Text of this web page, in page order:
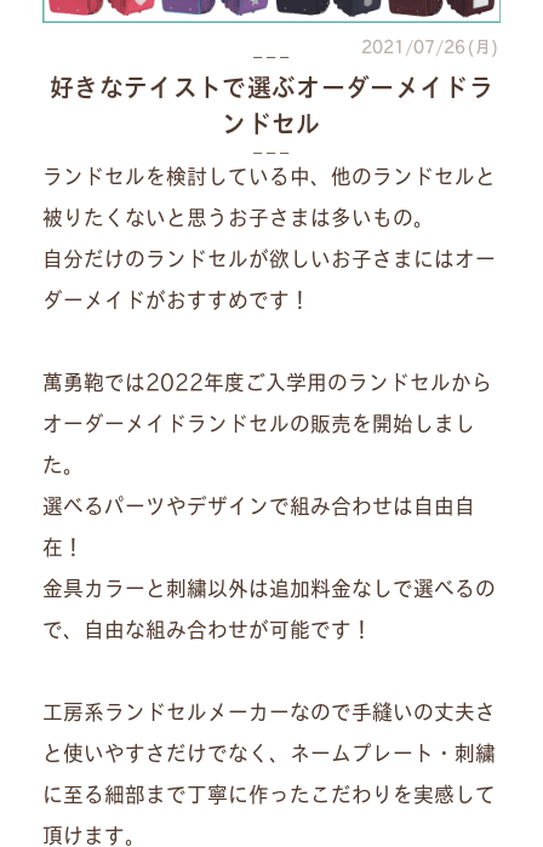
2021/07/26(月)
好きなテイストで選ぶオーダーメイドラ
ンドセル
ランドセルを検討している中、他のランドセルと
被りたくないと思うお子さまは多いもの。
自分だけのランドセルが欲しいお子さまにはオー
ダーメイドがおすすめです！
萬勇鞄では2022年度ご入学用のランドセルから
オーダーメイドランドセルの販売を開始しまし
た。
選べるパーツやデザインで組み合わせは自由自
在！
金具カラーと刺繍以外は追加料金なしで選べるの
で、自由な組み合わせが可能です！
工房系ランドセルメーカーなので手縫いの丈夫さ
と使いやすさだけでなく、ネームプレート・刺繍
に至る細部まで丁寧に作ったこだわりを実感して
頂けます。